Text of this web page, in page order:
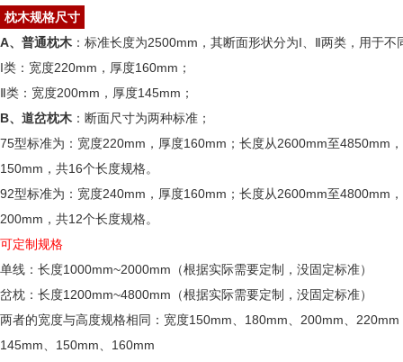
枕木规格尺寸
A、普通枕木 ：标准长度为2500mm，其断面形状分为I、Ⅱ两类，用于不
I类：宽度220mm，厚度160mm；
Ⅱ类：宽度200mm，厚度145mm；
B、道岔枕木 ：断面尺寸为两种标准；
75型标准为：宽度220mm，厚度160mm；长度从2600mm至4850mm
150mm，共16个长度规格。
92型标准为：宽度240mm，厚度160mm；长度从2600mm至4800mm
200mm，共12个长度规格。
可定制规格
单线：长度1000mm~2000mm（根据实际需要定制，没固定标准）
岔枕：长度1200mm~4800mm（根据实际需要定制，没固定标准）
两者的宽度与高度规格相同：宽度150mm、180mm、200mm、
145mm、150mm、160mm